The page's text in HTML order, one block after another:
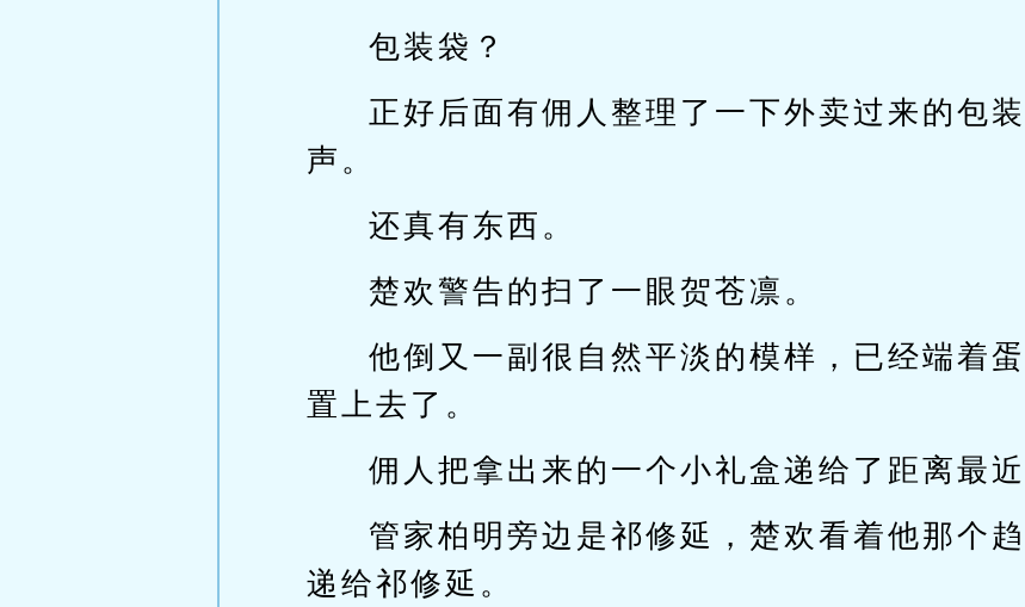
包装袋？
正好后面有佣人整理了一下外卖过来的包
声。
还真有东西。
楚欢警告的扫了一眼贺苍凛。
他倒又一副很自然平淡的模样，已经端着
置上去了。
佣人把拿出来的一个小礼盒递给了距离最近
管家柏明旁边是祁修延，楚欢看着他那个
递给祁修延。